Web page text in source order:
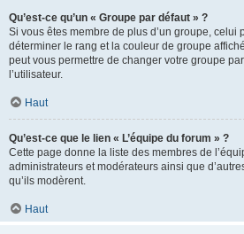
Qu’est-ce qu’un « Groupe par défaut » ?
Si vous êtes membre de plus d’un groupe, celui
déterminer le rang et la couleur de groupe
peut vous permettre de changer votre groupe
l’utilisateur.
Haut
Qu’est-ce que le lien « L’équipe du forum » ?
Cette page donne la liste des membres de
administrateurs et modérateurs ainsi que
qu’ils modèrent.
Haut